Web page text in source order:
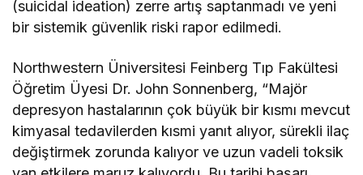
(suicidal ideation) zerre artış saptanmadı ve yeni
bir sistemik güvenlik riski rapor edilmedi.
Northwestern Üniversitesi Feinberg Tıp Fakültesi
Öğretim Üyesi Dr. John Sonnenberg, “Majör
depresyon hastalarının çok büyük bir kısmı mevcut
kimyasal tedavilerden kısmi yanıt alıyor, sürekli ilaç
değiştirmek zorunda kalıyor ve uzun vadeli toksik